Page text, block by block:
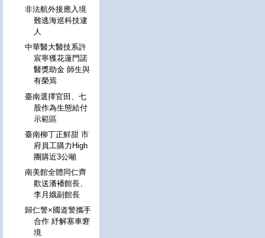
非法航外接應入境
難逃海巡科技逮
人
中華醫大醫技系許
宸寧獲花蓮門諾
醫獎助金 師生與
有榮焉
臺南選擇官田、七
股作為生態給付
示範區
臺南柳丁正鮮甜 市
府員工購力High
團購近3公噸
南美館全體同仁齊
歡送潘襎館長、
李月娥副館長
歸仁警×國道警攜手
合作 紓解塞車窘
境